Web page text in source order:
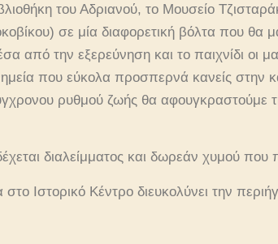
του Αδριανού, το Μουσείο
σε μία διαφορετική βόλτα που θα
από την εξερεύνηση και το παιχνίδι οι
που εύκολα προσπερνά κανείς στην
ρυθμού ζωής θα αφουγκραστούμε
διαλείμματος και δωρεάν χυμού
Ιστορικό Κέντρο διευκολύνει την